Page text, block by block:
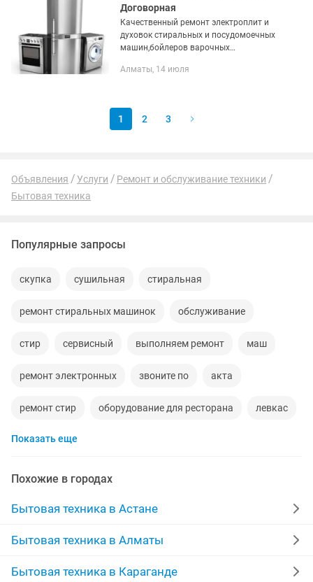
Договорная
Качественный ремонт электроплит и
духовок стиральных и посудомоечных
машин,бойлеров варочных
меняем разбитые стекла духовок,и
Алматы, 14 июля
1 2 3
Объявления Услуги
Ремонт и обслуживание техники
Бытовая техника
Популярные запросы
скупка сушильная стиральная
ремонт стиральных машинок обслуживание
стир сервисный выполняем ремонт маш
ремонт электронных звоните по акта
ремонт стир оборудование для ресторана левкас
стиральных посудомоечных
ремонт левкас сервисное обслуживание
стиральная маш ремонт сварки
ремонт стирально bosh новое объявление
Показать еще
Похожие в городах
Бытовая техника в Астане
Бытовая техника в Алматы
Бытовая техника в Караганде